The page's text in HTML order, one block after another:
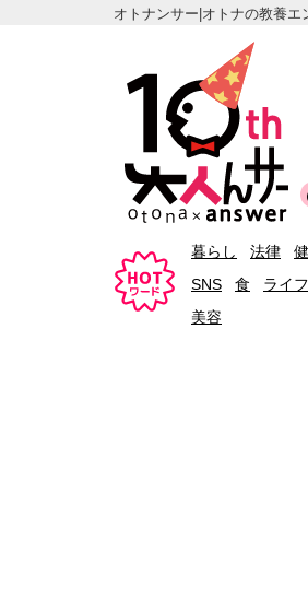
オトナンサー|オトナの教養エ
暮らし 法律
SNS
食 ライ
美容